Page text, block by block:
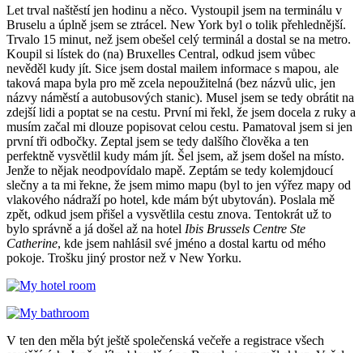
Let trval naštěstí jen hodinu a něco. Vystoupil jsem na terminálu v
Bruselu a úplně jsem se ztrácel. New York byl o tolik přehlednější.
Trvalo 15 minut, než jsem obešel celý terminál a dostal se na metro.
Koupil si lístek do (na) Bruxelles Central, odkud jsem vůbec
nevěděl kudy jít. Sice jsem dostal mailem informace s mapou, ale
taková mapa byla pro mě zcela nepoužitelná (bez názvů ulic, jen
názvy náměstí a autobusových stanic). Musel jsem se tedy obrátit na
zdejší lidi a poptat se na cestu. První mi řekl, že jsem docela z ruky a
musím začal mi dlouze popisovat celou cestu. Pamatoval jsem si jen
první tři odbočky. Zeptal jsem se tedy dalšího člověka a ten
perfektně vysvětlil kudy mám jít. Šel jsem, až jsem došel na místo.
Jenže to nějak neodpovídalo mapě. Zeptám se tedy kolemjdoucí
slečny a ta mi řekne, že jsem mimo mapu (byl to jen výřez mapy od
vlakového nádraží po hotel, kde mám být ubytován). Poslala mě
zpět, odkud jsem přišel a vysvětlila cestu znova. Tentokrát už to
bylo správně a já došel až na hotel Ibis Brussels Centre Ste
Catherine, kde jsem nahlásil své jméno a dostal kartu od mého
pokoje. Trošku jiný prostor než v New Yorku.
V ten den měla být ještě společenská večeře a registrace všech